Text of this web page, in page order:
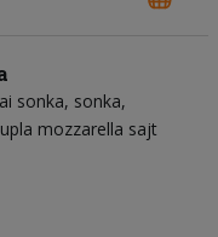
sonka sonka
mozzarella sajt